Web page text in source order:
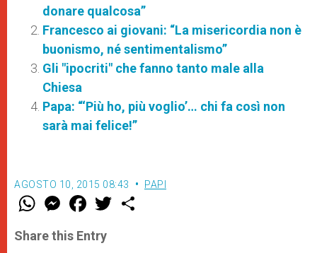
donare qualcosa”
Francesco ai giovani: “La misericordia non è
buonismo, né sentimentalismo”
Gli "ipocriti" che fanno tanto male alla
Chiesa
Papa: “‘Più ho, più voglio’… chi fa così non
sarà mai felice!”
AGOSTO 10, 2015 08:43 PAPI
W
t
s
M
e
s
e
F
a
e
b
w
Share this Entry